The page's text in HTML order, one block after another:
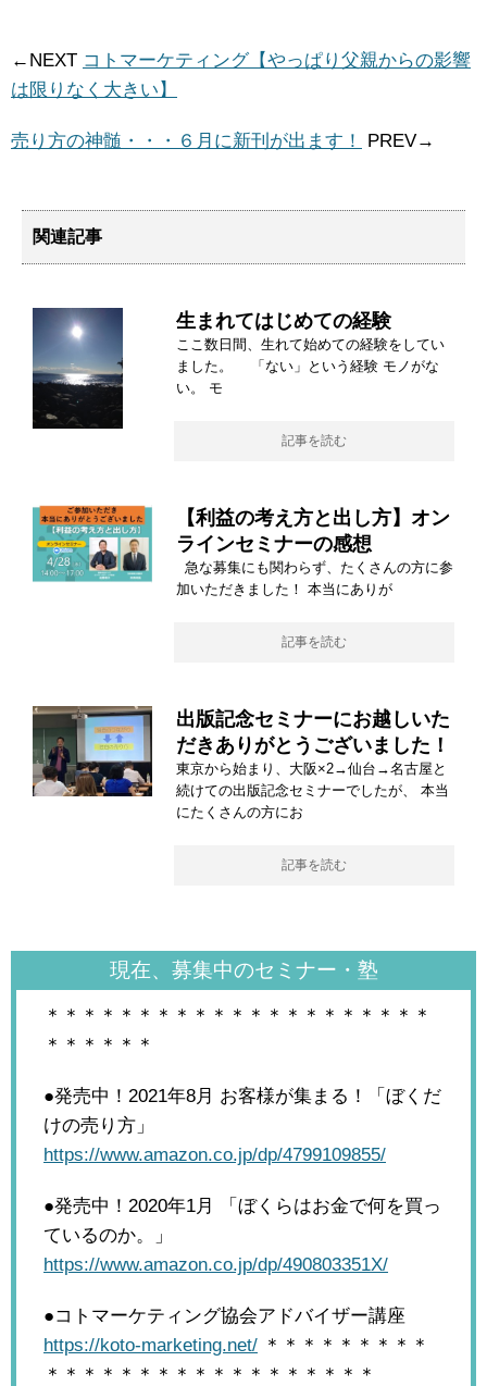
←NEXT コトマーケティング【やっぱり父親からの影響
は限りなく大きい】
売り方の神髄・・・６月に新刊が出ます！ PREV→
関連記事
生まれてはじめての経験
ここ数日間、生れて始めての経験をしてい
ました。 「ない」という経験 モノがな
い。 モ
記事を読む
【利益の考え方と出し方】オン
ラインセミナーの感想
急な募集にも関わらず、たくさんの方に参
加いただきました！ 本当にありが
記事を読む
出版記念セミナーにお越しいた
だきありがとうございました！
東京から始まり、大阪×2→仙台→名古屋と
続けての出版記念セミナーでしたが、 本当
にたくさんの方にお
記事を読む
現在、募集中のセミナー・塾
＊＊＊＊＊＊＊＊＊＊＊＊＊＊＊＊＊＊＊＊＊
＊＊＊＊＊＊
●発売中！2021年8月 お客様が集まる！「ぼくだ
けの売り方」
https://www.amazon.co.jp/dp/4799109855/
●発売中！2020年1月
「ぼくらはお金で何を買っ
ているのか。」
https://www.amazon.co.jp/dp/490803351X/
●コトマーケティング協会アドバイザー講座
https://koto-marketing.net/ ＊＊＊＊＊＊＊＊＊
＊＊＊＊＊＊＊＊＊＊＊＊＊＊＊＊＊＊